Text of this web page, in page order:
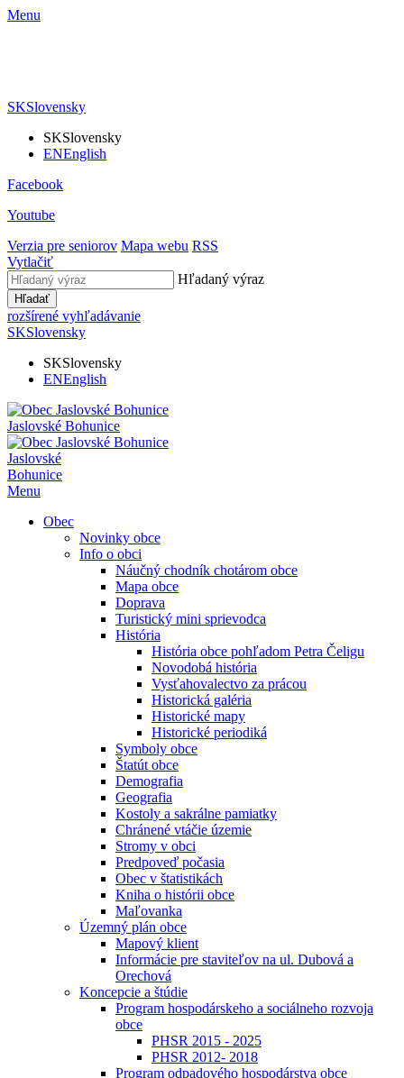
Menu
SKSlovensky
SKSlovensky
ENEnglish
Facebook
Youtube
Verzia pre seniorov Mapa webu RSS
Vytlačiť
Hľadaný výraz
Hľadať
rozšírené vyhľadávanie
SKSlovensky
SKSlovensky
ENEnglish
Jaslovské Bohunice
Jaslovské
Bohunice
Menu
Obec
Novinky obce
Info o obci
Náučný chodník chotárom obce
Mapa obce
Doprava
Turistický mini sprievodca
História
História obce pohľadom Petra Čeligu
Novodobá história
Vysťahovalectvo za prácou
Historická galéria
Historické mapy
Historické periodiká
Symboly obce
Štatút obce
Demografia
Geografia
Kostoly a sakrálne pamiatky
Chránené vtáčie územie
Stromy v obci
Predpoveď počasia
Obec v štatistikách
Kniha o histórii obce
Maľovanka
Územný plán obce
Mapový klient
Informácie pre staviteľov na ul. Dubová a
Orechová
Koncepcie a štúdie
Program hospodárskeho a sociálneho rozvoja
obce
PHSR 2015 - 2025
PHSR 2012- 2018
Program odpadového hospodárstva obce